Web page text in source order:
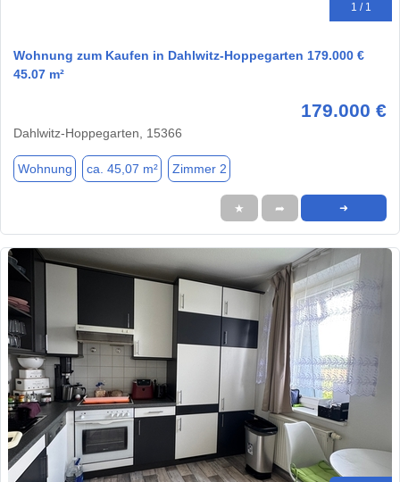
1 / 1
Wohnung zum Kaufen in Dahlwitz-Hoppegarten 179.000 €
45.07 m²
179.000 €
Dahlwitz-Hoppegarten, 15366
Wohnung ca. 45,07 m² Zimmer 2
★ ➦ ➜